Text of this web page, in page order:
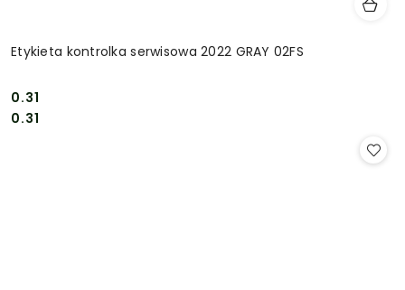
Etykieta kontrolka serwisowa 2022 GRAY 02FS
Cena:
0.31
Cena:
0.31